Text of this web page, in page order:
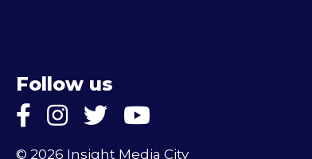
Follow us
© 2026 Insight Media City